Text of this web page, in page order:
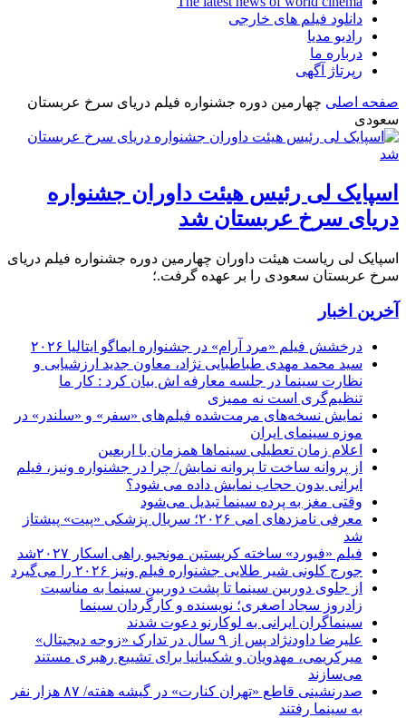
دانلود فیلم های خارجی
رادیو مدیا
درباره ما
رپرتاژ آگهی
صفحه اصلی چهارمین دوره جشنواره فیلم دریای سرخ عربستان
سعودی
اسپایک لی رئیس هیئت داوران جشنواره
دریای سرخ عربستان شد
اسپایک لی ریاست هیئت داوران چهارمین دوره جشنواره فیلم دریای
سرخ عربستان سعودی را بر عهده گرفت.؛
آخرین اخبار
درخشش فیلم «مرد آرام» در جشنواره ایماگو ایتالیا ۲۰۲۶
سید محمد مهدی طباطبایی نژاد، معاون جدید ارزشیابی و
نظارت سینما در جلسه معارفه اش بیان کرد : کار ما
تنظیم‌گری است نه ممیزی
نمایش نسخه‌های مرمت‌شده فیلم‌های «سفر» و «سلندر» در
موزه سینمای ایران
اعلام زمان تعطیلی سینماها همزمان با اربعین
از پروانه ساخت تا پروانه نمایش/ چرا در جشنواره ونیز، فیلم
ایرانی بدون حجاب نمایش داده می شود؟
وقتی مغز به پرده سینما تبدیل می‌شود
معرفی نامزدهای امی ۲۰۲۶؛ سریال پزشکی «پیت» پیشتاز
شد
فیلم «فیورد» ساخته کریستین مونجیو راهی اسکار ۲۰۲۷شد
جورج کلونی شیر طلایی جشنواره فیلم ونیز ۲۰۲۶ را می‌گیرد
از جلوی دوربین سینما تا پشت دوربین سینما به مناسبت
زادروز سجاد اصغری؛ نویسنده و کارگردان سینما
سینماگران ایرانی به لوکارنو دعوت شدند
علیرضا داودنژاد پس از ۹ سال در تدارک «زوجه دیجیتال»
میرکریمی، مهدویان و شکیبانیا برای تشییع رهبری مستند
می‌سازند
صدرنشینی قاطع «تهران کنارت» در گیشه هفته/ ۸۷ هزار نفر
به سینما رفتند